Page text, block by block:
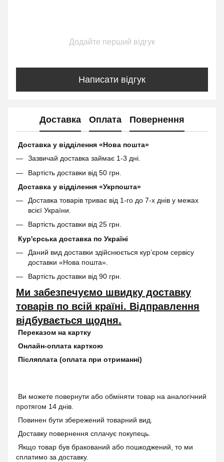
Додайте перший відгук
Написати відгук
Доставка Оплата Повернення
Доставка у відділення «Нова пошта»
Зазвичай доставка займає 1-3 дні.
Вартість доставки від 50 грн.
Доставка у відділення «Укрпошта»
Доставка товарів триває від 1-го до 7-х днів у межах
всієї України.
Вартість доставки від 25 грн.
Кур'єрська доставка по Україні
Даний вид доставки здійснюється кур’єром сервісу
доставки «Нова пошта».
Вартість доставки від 90 грн.
Ми забезпечуємо швидку доставку
товарів по всій країні. Відправлення
відбувається щодня.
Переказом на картку
Онлайн-оплата карткою
Післяплата (оплата при отриманні)
Ви можете повернути або обміняти товар на аналогічний
протягом 14 днів.
Повинен бути збережений товарний вид.
Доставку повернення сплачує покупець.
Якщо товар був бракований або пошкоджений, то ми
сплатимо за доставку.